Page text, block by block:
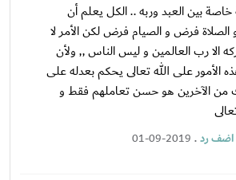
بين العبد وربه .. الكل يعلم أن
فرض و الصيام فرض لكن الأمر لا
الا رب العالمين و ليس الناس ,, ولأن
على الله تعالى يحكم بعدله على
من الآخرين هو حسن تعاملهم فقط و
اضف رد.
01-09-2019